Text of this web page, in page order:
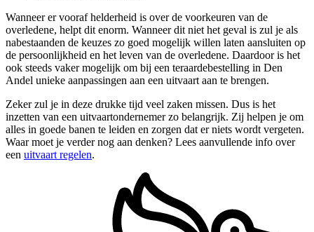
Wanneer er vooraf helderheid is over de voorkeuren van de
overledene, helpt dit enorm. Wanneer dit niet het geval is zul je als
nabestaanden de keuzes zo goed mogelijk willen laten aansluiten op
de persoonlijkheid en het leven van de overledene. Daardoor is het
ook steeds vaker mogelijk om bij een teraardebestelling in Den
Andel unieke aanpassingen aan een uitvaart aan te brengen.
Zeker zul je in deze drukke tijd veel zaken missen. Dus is het
inzetten van een uitvaartondernemer zo belangrijk. Zij helpen je om
alles in goede banen te leiden en zorgen dat er niets wordt vergeten.
Waar moet je verder nog aan denken? Lees aanvullende info over
een uitvaart regelen.